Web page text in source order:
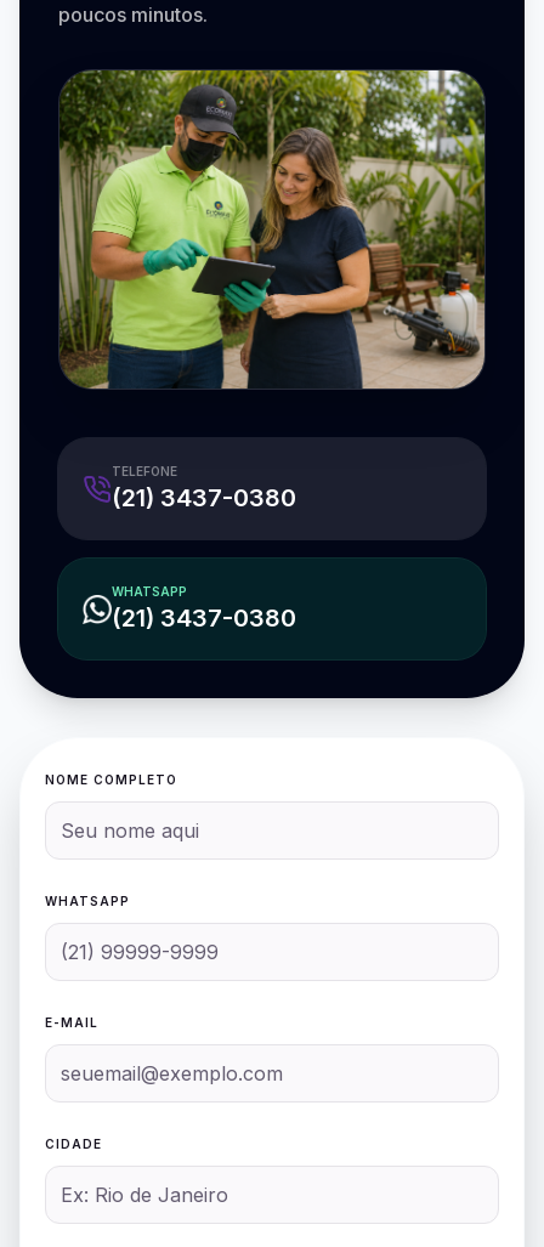
poucos minutos.
TELEFONE
(21) 3437-0380
WHATSAPP
(21) 3437-0380
NOME COMPLETO
WHATSAPP
E-MAIL
CIDADE